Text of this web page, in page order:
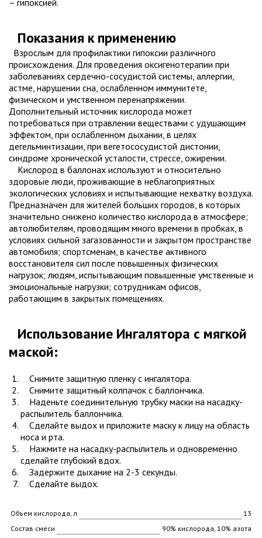
Показания к применению
Взрослым для профилактики гипоксии различного
происхождения. Для проведения оксигенотерапии при
заболеваниях сердечно-сосудистой системы, аллергии,
астме, нарушении сна, ослабленном иммунитете,
физическом и умственном перенапряжении.
Дополнительный источник кислорода может
потребоваться при отравлении веществами с удушающим
эффектом, при ослабленном дыхании, в целях
дегельминтизации, при вегетососудистой дистонии,
синдроме хронической усталости, стрессе, ожирении.
Кислород в баллонах используют и относительно
здоровые люди, проживающие в неблагоприятных
экологических условиях и испытывающие нехватку воздуха.
Предназначен для жителей больших городов, в которых
значительно снижено количество кислорода в атмосфере;
автолюбителям, проводящим много времени в пробках, в
условиях сильной загазованности и закрытом пространстве
автомобиля; спортсменам, в качестве активного
восстановителя сил после повышенных физических
нагрузок; людям, испытывающим повышенные умственные и
эмоциональные нагрузки; сотрудникам офисов,
работающим в закрытых помещениях.
Использование Ингалятора с мягкой
маской:
Снимите защитную пленку с ингалятора.
Снимите защитный колпачок с баллончика.
Наденьте соединительную трубку маски на насадку-
распылитель баллончика.
Сделайте выдох и приложите маску к лицу на область
носа и рта.
Нажмите на насадку-распылитель и одновременно
сделайте глубокий вдох.
Задержите дыхание на 2-3 секунды.
Сделайте выдох.
Объем кислорода, л
13
Состав смеси
90% кислорода, 10% азота